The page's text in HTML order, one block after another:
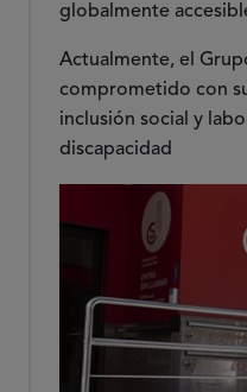
globalmente
Actualmente, el
comprometido con
inclusión social y
discapacidad